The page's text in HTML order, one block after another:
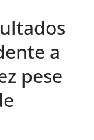
a
pese